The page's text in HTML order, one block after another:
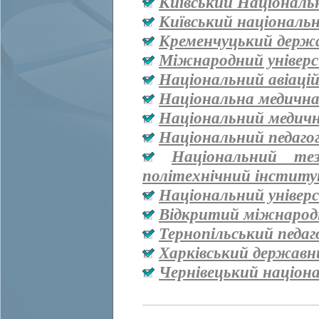
Київський
Кременчуцький
Міжнародний
Національний
Національна медична
Національний
Національний
Національний
політехнічний
Національний
Відкритий
Тернопільський
Харківський
Чернівецький